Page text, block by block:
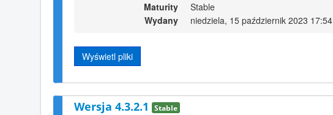
Maturity
Stable
Wydany
niedziela, 15 październik 2023 17:54
Wyświetl pliki
Wersja 4.3.2.1 Stable